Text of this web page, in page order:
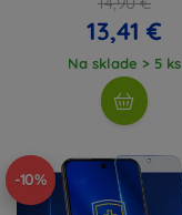
13,41 €
Na sklade > 5 ks
-10%